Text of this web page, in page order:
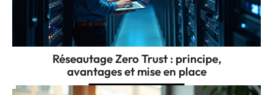
Réseautage Zero Trust : principe,
avantages et mise en place